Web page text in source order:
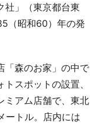
社」（東京都台東
（昭和60）年の発
「森のお家」の中で
スポットの設置、
ミアム店舗で、東北
ートル。店内には